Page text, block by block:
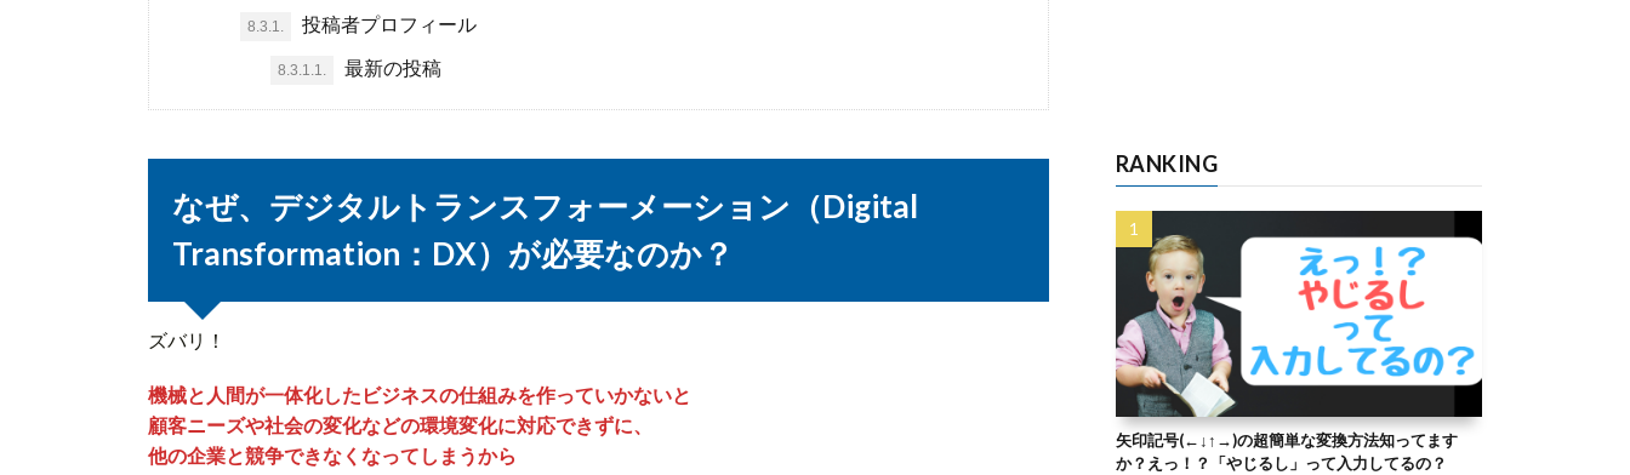
8.3.1. 投稿者プロフィール
8.3.1.1. 最新の投稿
なぜ、デジタルトランスフォーメーション（Digital
Transformation：DX）が必要なのか？
ズバリ！
機械と人間が一体化したビジネスの仕組みを作っていかないと
顧客ニーズや社会の変化などの環境変化に対応できずに、
他の企業と競争できなくなってしまうから
RANKING
矢印記号(←↓↑→)の超簡単な変換方法知ってます
か？えっ！？「やじるし」って入力してるの？